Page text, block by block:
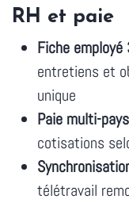
RH et paie
Fiche employé
entretiens et
unique
Paie multi-pays
cotisations
télétravail